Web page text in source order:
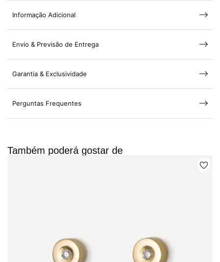
Informação Adicional
Envio & Previsão de Entrega
Garantia & Exclusividade
Perguntas Frequentes
Também poderá gostar de